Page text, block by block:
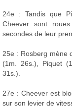
24e : Tandis que
Cheever sont
secondes de leur
25e : Rosberg mène
(1m. 26s.), Piquet
31s.).
27e : Cheever est
sur son levier de